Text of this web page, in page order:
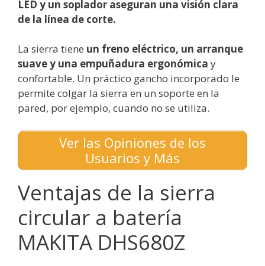
LED y un soplador aseguran una visión clara
de la línea de corte.
La sierra tiene un freno eléctrico, un arranque
suave y una empuñadura ergonómica y
confortable. Un práctico gancho incorporado le
permite colgar la sierra en un soporte en la
pared, por ejemplo, cuando no se utiliza.
Ver las Opiniones de los
Usuarios y Más
Ventajas de la sierra
circular a batería
MAKITA DHS680Z